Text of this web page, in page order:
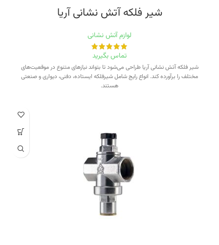
شیر فلکه آتش نشانی آریا
لوازم آتش نشانی
تماس بگیرید
شیر فلکه آتش نشانی آریا طراحی می‌شود تا بتواند نیازهای متنوع در موقعیت‌های
مختلف را برآورده کند. انواع رایج شامل شیرفلکه ایستاده، دفنی، دیواری و صنعتی
هستند.